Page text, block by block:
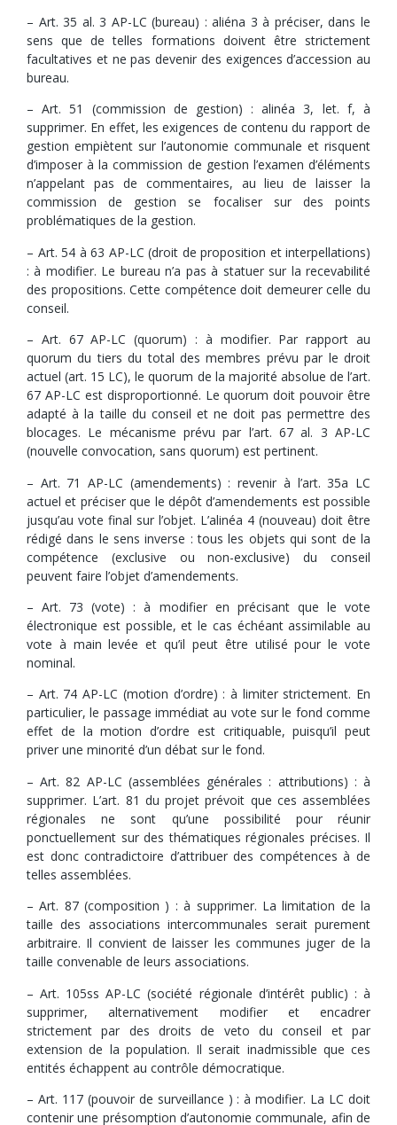
– Art. 35 al. 3 AP-LC (bureau) : aliéna 3 à préciser, dans le
sens que de telles formations doivent être strictement
facultatives et ne pas devenir des exigences d’accession au
bureau.
– Art. 51 (commission de gestion) : alinéa 3, let. f, à
supprimer. En effet, les exigences de contenu du rapport de
gestion empiètent sur l’autonomie communale et risquent
d’imposer à la commission de gestion l’examen d’éléments
n’appelant pas de commentaires, au lieu de laisser la
commission de gestion se focaliser sur des points
problématiques de la gestion.
– Art. 54 à 63 AP-LC (droit de proposition et interpellations)
: à modifier. Le bureau n’a pas à statuer sur la recevabilité
des propositions. Cette compétence doit demeurer celle du
conseil.
– Art. 67 AP-LC (quorum) : à modifier. Par rapport au
quorum du tiers du total des membres prévu par le droit
actuel (art. 15 LC), le quorum de la majorité absolue de l’art.
67 AP-LC est disproportionné. Le quorum doit pouvoir être
adapté à la taille du conseil et ne doit pas permettre des
blocages. Le mécanisme prévu par l’art. 67 al. 3 AP-LC
(nouvelle convocation, sans quorum) est pertinent.
– Art. 71 AP-LC (amendements) : revenir à l’art. 35a LC
actuel et préciser que le dépôt d’amendements est possible
jusqu’au vote final sur l’objet. L’alinéa 4 (nouveau) doit être
rédigé dans le sens inverse : tous les objets qui sont de la
compétence (exclusive ou non-exclusive) du conseil
peuvent faire l’objet d’amendements.
– Art. 73 (vote) : à modifier en précisant que le vote
électronique est possible, et le cas échéant assimilable au
vote à main levée et qu’il peut être utilisé pour le vote
nominal.
– Art. 74 AP-LC (motion d’ordre) : à limiter strictement. En
particulier, le passage immédiat au vote sur le fond comme
effet de la motion d’ordre est critiquable, puisqu’il peut
priver une minorité d’un débat sur le fond.
– Art. 82 AP-LC (assemblées générales : attributions) : à
supprimer. L’art. 81 du projet prévoit que ces assemblées
régionales ne sont qu’une possibilité pour réunir
ponctuellement sur des thématiques régionales précises. Il
est donc contradictoire d’attribuer des compétences à de
telles assemblées.
– Art. 87 (composition ) : à supprimer. La limitation de la
taille des associations intercommunales serait purement
arbitraire. Il convient de laisser les communes juger de la
taille convenable de leurs associations.
– Art. 105ss AP-LC (société régionale d’intérêt public) : à
supprimer, alternativement modifier et encadrer
strictement par des droits de veto du conseil et par
extension de la population. Il serait inadmissible que ces
entités échappent au contrôle démocratique.
– Art. 117 (pouvoir de surveillance ) : à modifier. La LC doit
contenir une présomption d’autonomie communale, afin de